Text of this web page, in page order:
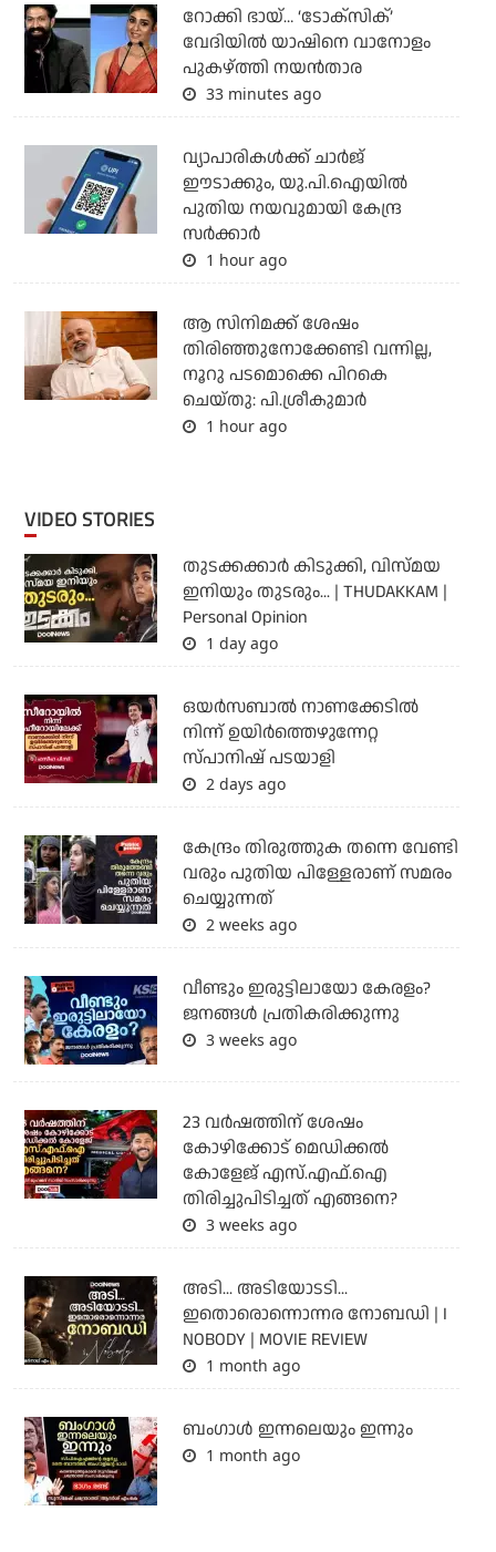
റോക്കി ഭായ്… ‘ടോക്സിക്’
വേദിയിൽ യാഷിനെ വാനോളം
പുകഴ്ത്തി നയൻതാര
33 minutes ago
വ്യാപാരികള്‍ക്ക് ചാര്‍ജ്
ഈടാക്കും, യു.പി.ഐയില്‍
പുതിയ നയവുമായി കേന്ദ്ര
സര്‍ക്കാര്‍
1 hour ago
ആ സിനിമക്ക് ശേഷം
തിരിഞ്ഞുനോക്കേണ്ടി വന്നില്ല,
നൂറു പടമൊക്കെ പിറകെ
ചെയ്തു: പി.ശ്രീകുമാർ
1 hour ago
VIDEO STORIES
തുടക്കക്കാര്‍ കിടുക്കി, വിസ്മയ
ഇനിയും തുടരും... | THUDAKKAM |
Personal Opinion
1 day ago
ഒയര്‍സബാൽ നാണക്കേടിൽ
നിന്ന് ഉയിർത്തെഴുന്നേറ്റ
സ്പാനിഷ് പടയാളി
2 days ago
കേന്ദ്രം തിരുത്തുക തന്നെ വേണ്ടി
വരും പുതിയ പിള്ളേരാണ് സമരം
ചെയ്യുന്നത്
2 weeks ago
വീണ്ടും ഇരുട്ടിലായോ കേരളം?
ജനങ്ങൾ പ്രതികരിക്കുന്നു
3 weeks ago
23 വർഷത്തിന് ശേഷം
കോഴിക്കോട് മെഡിക്കൽ
കോളേജ് എസ്.എഫ്.ഐ
തിരിച്ചുപിടിച്ചത് എങ്ങനെ?
3 weeks ago
അടി... അടിയോടടി...
ഇതൊരൊന്നൊന്നര നോബഡി | I
NOBODY | MOVIE REVIEW
1 month ago
ബംഗാള്‍ ഇന്നലെയും ഇന്നും
1 month ago